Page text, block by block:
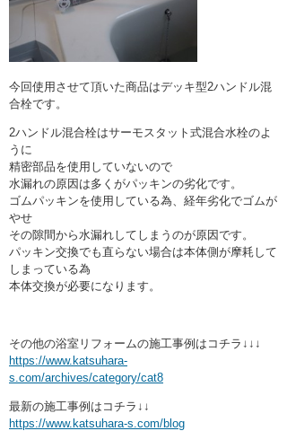
今回使用させて頂いた商品はデッキ型2ハンドル混
合栓です。
2ハンドル混合栓はサーモスタット式混合水栓のよ
うに
精密部品を使用していないので
水漏れの原因は多くがパッキンの劣化です。
ゴムパッキンを使用している為、経年劣化でゴムが
やせ
その隙間から水漏れしてしまうのが原因です。
パッキン交換でも直らない場合は本体側が摩耗して
しまっている為
本体交換が必要になります。
その他の浴室リフォームの施工事例はコチラ↓↓↓
https://www.katsuhara-
s.com/archives/category/cat8
最新の施工事例はコチラ↓↓
https://www.katsuhara-s.com/blog